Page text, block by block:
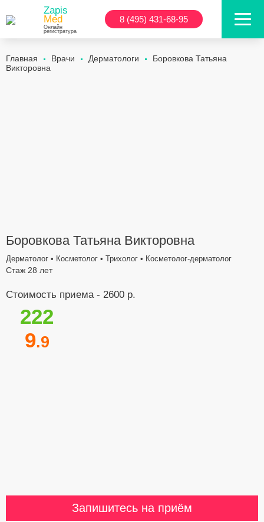
Zapis
Med
Онлайн
регистратура
8 (495) 431-68-95
Главная Врачи Дерматологи
Боровкова Татьяна
Викторовна
Боровкова Татьяна Викторовна
Дерматолог • Косметолог • Трихолог • Косметолог-дерматолог
Стаж 28 лет
Стоимость приема - 2600 р.
222
9.9
Запишитесь на приём